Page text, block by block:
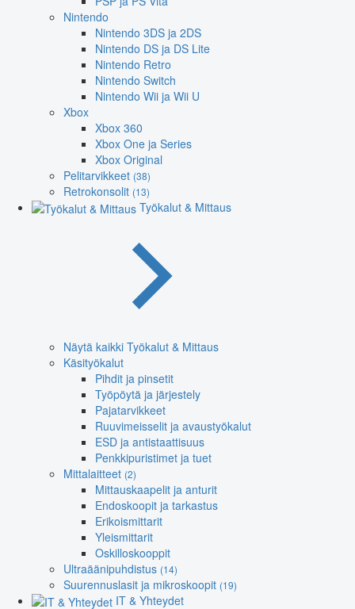
Nintendo
Nintendo 3DS ja 2DS
Nintendo DS ja DS Lite
Nintendo Retro
Nintendo Switch
Nintendo Wii ja Wii U
Xbox
Xbox 360
Xbox One ja Series
Xbox Original
Pelitarvikkeet (38)
Retrokonsolit (13)
Työkalut & Mittaus
Näytä kaikki Työkalut & Mittaus
Käsityökalut
Pihdit ja pinsetit
Työpöytä ja järjestely
Pajatarvikkeet
Ruuvimeisselit ja avaustyökalut
ESD ja antistaattisuus
Penkkipuristimet ja tuet
Mittalaitteet (2)
Mittauskaapelit ja anturit
Endoskoopit ja tarkastus
Erikoismittarit
Yleismittarit
Oskilloskooppit
Ultraäänipuhdistus (14)
Suurennuslasit ja mikroskoopit (19)
IT & Yhteydet